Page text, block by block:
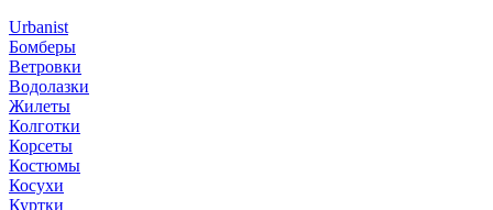
Urbanist
Бомберы
Ветровки
Водолазки
Жилеты
Колготки
Корсеты
Костюмы
Косухи
Куртки